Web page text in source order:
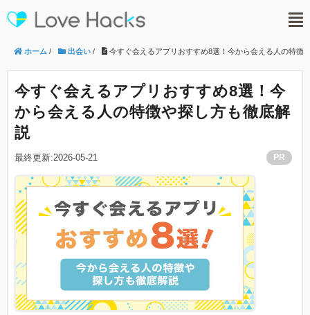
ホーム / 出会い / 今すぐ会えるアプリおすすめ8選！今から会える人の特徴
今すぐ会えるアプリおすすめ8選！今
から会える人の特徴や探し方も徹底解
説
最終更新:2026-05-21 PR